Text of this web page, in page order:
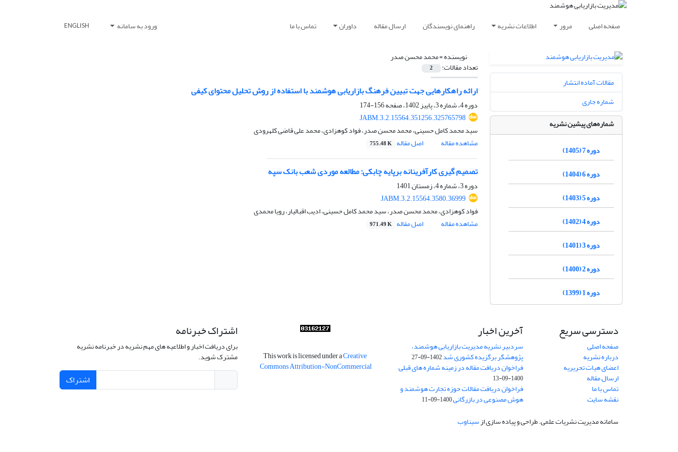
صفحه اصلی مرور اطلاعات نشریه راهنمای نویسندگان ارسال مقاله داوران تماس با ما ورود به سامانه ENGLISH
نویسنده =محمد محسن صدر
تعداد مقالات: 2
ارائه راهکارهایی جهت تبیین فرهنگ بازاریابی هوشمند با استفاده از روش تحلیل محتوای کیفی
دوره 4، شماره 3، پاییز 1402، صفحه
156-174
JABM.3.2.15564.351256.325765798
سید محمد کامل حسینی، محمد محسن صدر، فواد کوهزادی، محمد علی قاضی کلهرودی
مشاهده مقاله
اصل مقاله 755.48 K
تصمیم گیری کارآفرینانه برپایه چابکی: مطالعه موردی شعب بانک سپه
دوره 3، شماره 4، زمستان 1401
JABM.3.2.15564.3580.36999
فواد کوهزادی، محمد محسن صدر، سید محمد کامل حسینی، ادیب اقبالیار، رویا محمدی
مشاهده مقاله
اصل مقاله 971.49 K
مقالات آماده انتشار
شماره جاری
شماره‌های پیشین نشریه
دوره 7 (1405)
دوره 6 (1404)
دوره 5 (1403)
دوره 4 (1402)
دوره 3 (1401)
دوره 2 (1400)
دوره 1 (1399)
دسترسی سریع
صفحه اصلی
درباره نشریه
اعضای هیات تحریریه
ارسال مقاله
تماس با ما
نقشه سایت
آخرین اخبار
سردبیر نشریه مدیریت بازاریابی هوشمند،
پژوهشگر برگزیده کشوری شد1402-09-27
فراخوان دریافت مقاله در زمینه شماره های قبلی
1400-09-13
فراخوان دریافت مقالات حوزه تجارت هوشمند و
هوش مصنوعی در بازرگانی1400-09-11
This work is licensed under aCreative
Commons Attribution-NonCommercial
اشتراک خبرنامه
برای دریافت اخبار و اطلاعیه های مهم نشریه در خبرنامه نشریه
مشترک شوید.
اشتراک
سامانه مدیریت نشریات علمی.طراحی و پیاده سازی ازسیناوب